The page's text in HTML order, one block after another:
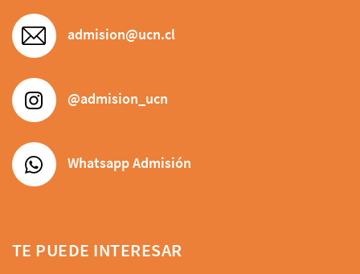
admision@ucn.cl
@admision_ucn
Whatsapp Admisión
TE PUEDE INTERESAR